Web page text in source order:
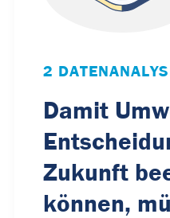
2
Damit
Zukunft
können,